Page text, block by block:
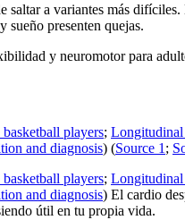
a variantes más
sueño presenten quejas.
y neuromotor para
players; Longitudinal
and diagnosis) (Source 1 ;
players; Longitudinal
and diagnosis) El cardio
útil en tu propia vida.